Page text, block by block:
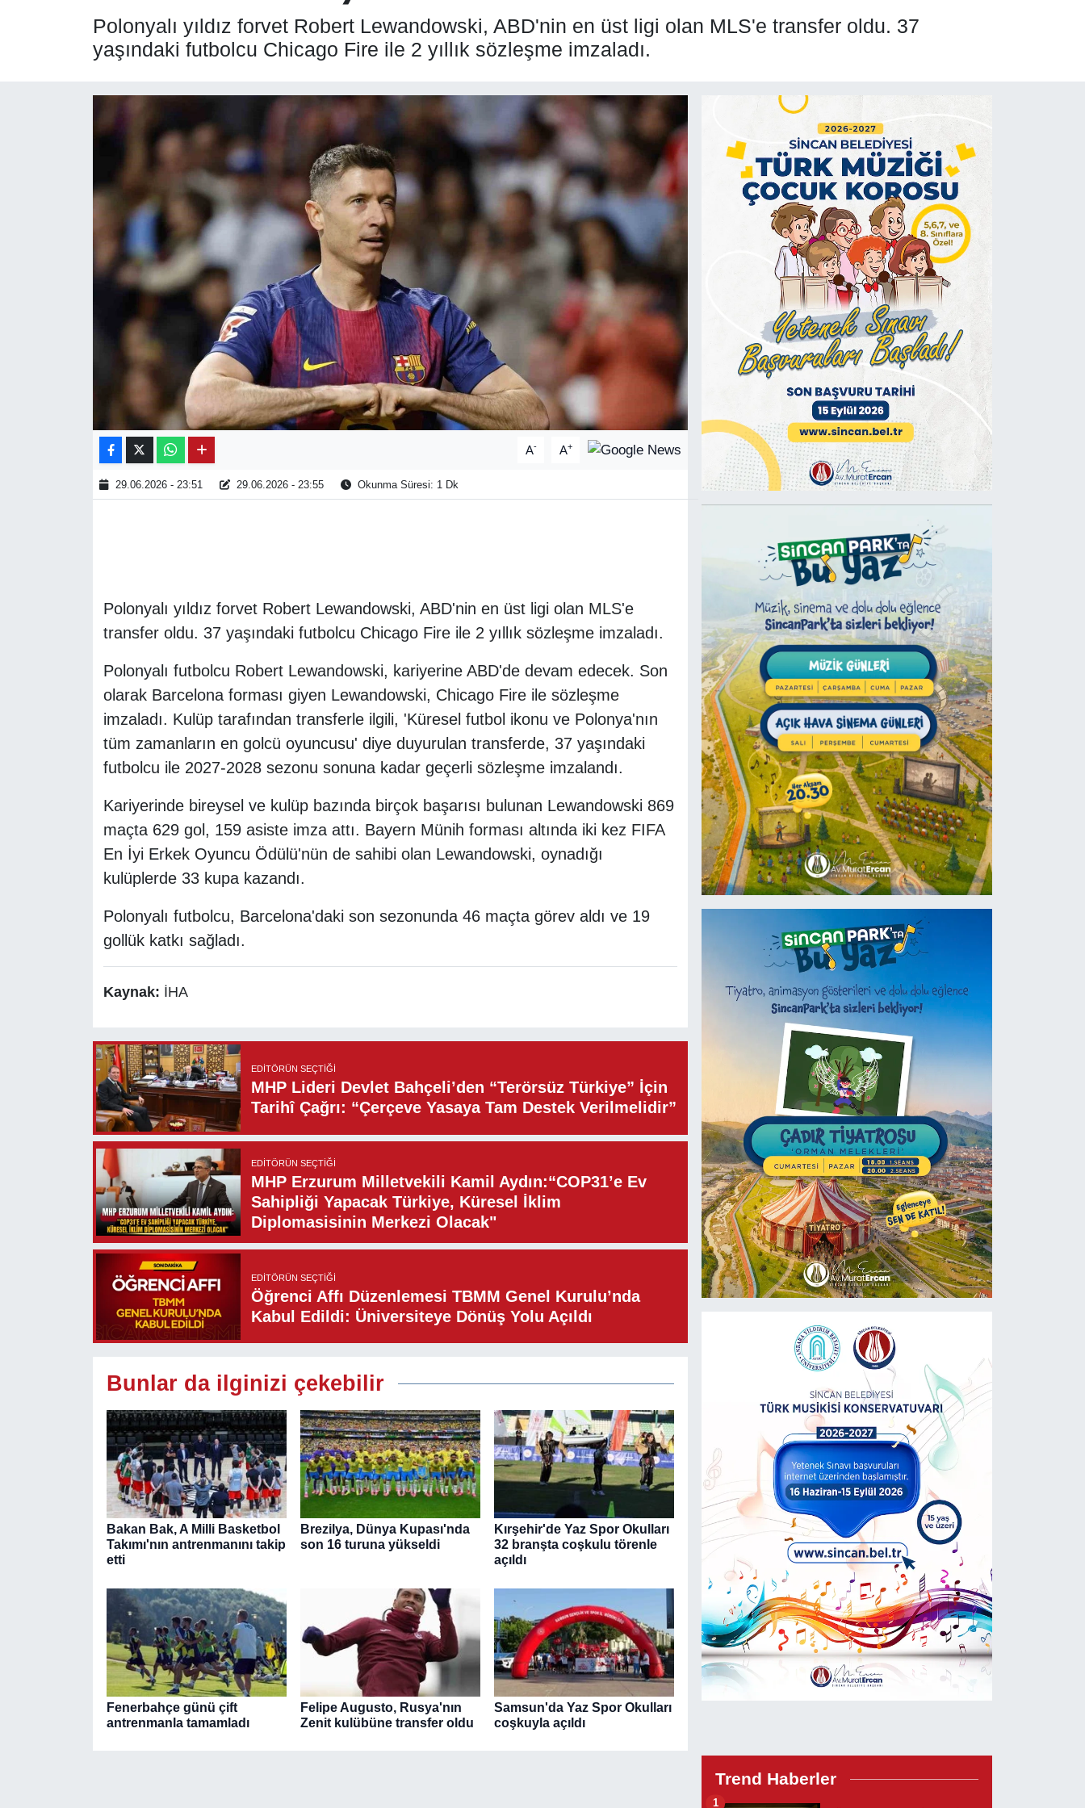
Polonyalı yıldız forvet Robert Lewandowski, ABD'nin en üst ligi olan MLS'e transfer oldu. 37
yaşındaki futbolcu Chicago Fire ile 2 yıllık sözleşme imzaladı.
A- A+
29.06.2026 - 23:51 29.06.2026 - 23:55 Okunma Süresi: 1 Dk
Polonyalı yıldız forvet Robert Lewandowski, ABD'nin en üst ligi olan MLS'e
transfer oldu. 37 yaşındaki futbolcu Chicago Fire ile 2 yıllık sözleşme imzaladı.
Polonyalı futbolcu Robert Lewandowski, kariyerine ABD'de devam edecek. Son
olarak Barcelona forması giyen Lewandowski, Chicago Fire ile sözleşme
imzaladı. Kulüp tarafından transferle ilgili, 'Küresel futbol ikonu ve Polonya'nın
tüm zamanların en golcü oyuncusu' diye duyurulan transferde, 37 yaşındaki
futbolcu ile 2027-2028 sezonu sonuna kadar geçerli sözleşme imzalandı.
Kariyerinde bireysel ve kulüp bazında birçok başarısı bulunan Lewandowski 869
maçta 629 gol, 159 asiste imza attı. Bayern Münih forması altında iki kez FIFA
En İyi Erkek Oyuncu Ödülü'nün de sahibi olan Lewandowski, oynadığı
kulüplerde 33 kupa kazandı.
Polonyalı futbolcu, Barcelona'daki son sezonunda 46 maçta görev aldı ve 19
gollük katkı sağladı.
Kaynak: İHA
EDITÖRÜN SEÇTIĞI
MHP Lideri Devlet Bahçeli’den “Terörsüz Türkiye” İçin
Tarihî Çağrı: “Çerçeve Yasaya Tam Destek Verilmelidir”
EDITÖRÜN SEÇTIĞI
MHP Erzurum Milletvekili Kamil Aydın:“COP31’e Ev
Sahipliği Yapacak Türkiye, Küresel İklim
Diplomasisinin Merkezi Olacak"
EDITÖRÜN SEÇTIĞI
Öğrenci Affı Düzenlemesi TBMM Genel Kurulu’nda
Kabul Edildi: Üniversiteye Dönüş Yolu Açıldı
Bunlar da ilginizi çekebilir
Bakan Bak, A Milli Basketbol
Takımı'nın antrenmanını takip
etti
Brezilya, Dünya Kupası'nda
son 16 turuna yükseldi
Kırşehir'de Yaz Spor Okulları
32 branşta coşkulu törenle
açıldı
Fenerbahçe günü çift
antrenmanla tamamladı
Felipe Augusto, Rusya'nın
Zenit kulübüne transfer oldu
Samsun'da Yaz Spor Okulları
coşkuyla açıldı
Trend Haberler
1
BİLİM - TEKNOLOJİ
KÜLTÜR SANAT
MAGAZİN